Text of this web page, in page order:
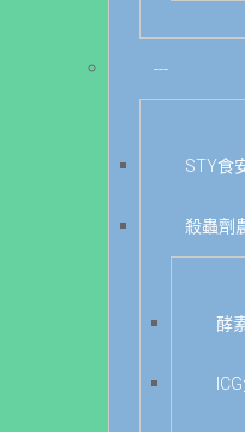
---
STY食
殺蟲劑
酵